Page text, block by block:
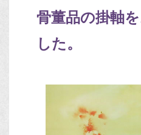
骨董品の掛軸
した。